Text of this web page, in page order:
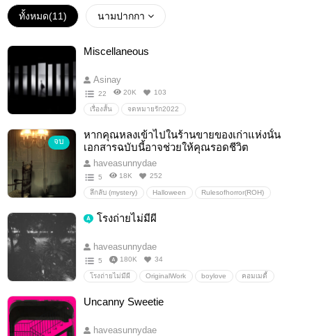
ทั้งหมด(11) นามปากกา
Miscellaneous
Asinay
22 20K 103
เรื่องสั้น จดหมายรัก2022
จบ
หากคุณหลงเข้าไปในร้านขายของเก่าแห่งนั้น
เอกสารฉบับนี้อาจช่วยให้คุณรอดชีวิต
haveasunnydae
5 18K 252
ลึกลับ (mystery) Halloween Rulesofhorror(ROH)
โรงถ่ายไม่มีผี
haveasunnydae
5 180K 34
โรงถ่ายไม่มีผี OriginalWork boylove คอมเมดี้
ช็อกโกแลต2025
Uncanny Sweetie
haveasunnydae